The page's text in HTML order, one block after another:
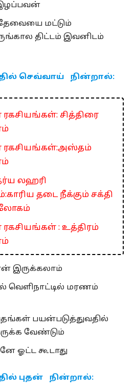
மட்டும்
திட்டம் இவனிடம்
செவ்வாய் நின்றால்:
ரகசியங்கள்: சித்திரை
ரகசியங்கள்:அஸ்தம்
லஹரி
தடை நீக்கும் சக்தி
ரகசியங்கள் : உத்திரம்
இருக்கலாம்
வெளிநாட்டில் மரணம்
பயன்படுத்துவதில்
வேண்டும்
ஓட்ட கூடாது
புதன் நின்றால்: